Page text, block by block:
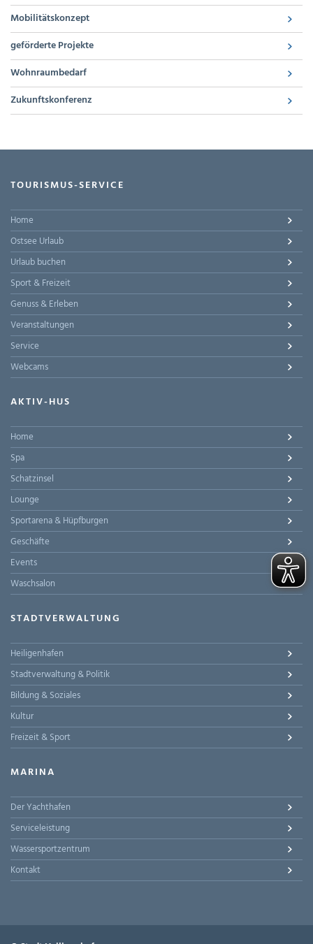
Mobilitätskonzept
geförderte Projekte
Wohnraumbedarf
Zukunftskonferenz
TOURISMUS-SERVICE
Home
Ostsee Urlaub
Urlaub buchen
Sport & Freizeit
Genuss & Erleben
Veranstaltungen
Service
Webcams
AKTIV-HUS
Home
Spa
Schatzinsel
Lounge
Sportarena & Hüpfburgen
Geschäfte
Events
Waschsalon
STADTVERWALTUNG
Heiligenhafen
Stadtverwaltung & Politik
Bildung & Soziales
Kultur
Freizeit & Sport
MARINA
Der Yachthafen
Serviceleistung
Wassersportzentrum
Kontakt